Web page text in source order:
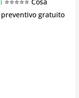
gratuito